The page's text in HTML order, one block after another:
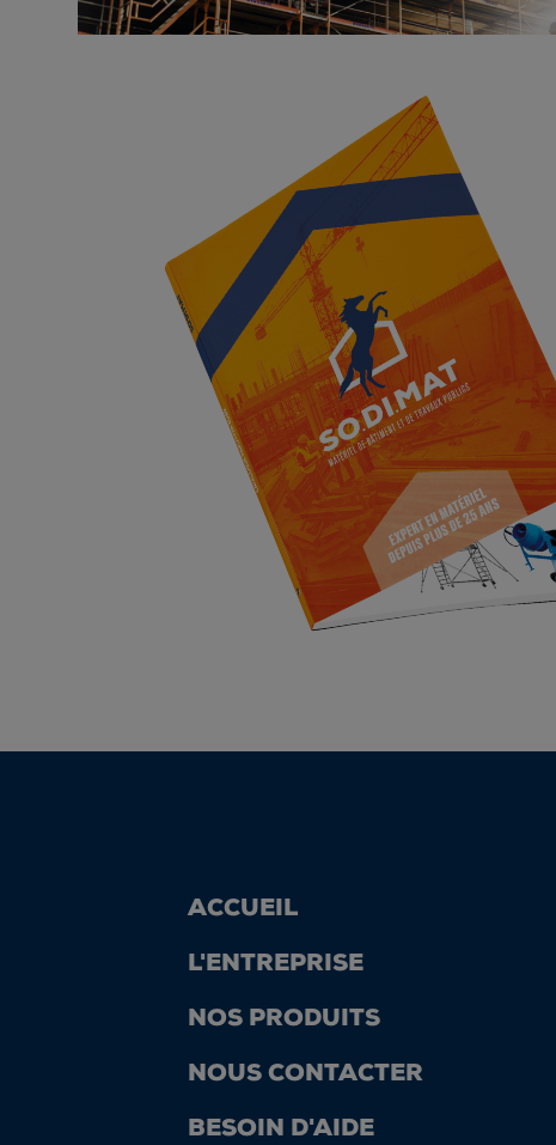
ACCUEIL
L'ENTREPRISE
NOS PRODUITS
NOUS CONTACTER
BESOIN D'AIDE